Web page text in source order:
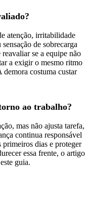
atenção, irritabilidade
de sobrecarga
se a equipe não
a exigir o mesmo ritmo
demora costuma custar
ao trabalho?
mas não ajusta tarefa,
continua responsável
dias e proteger
essa frente, o artigo
guia.